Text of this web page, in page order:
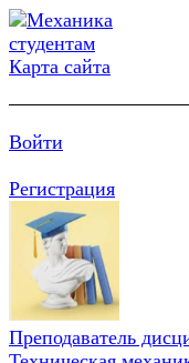
Карта сайта
Войти
Регистрация
Преподаватель